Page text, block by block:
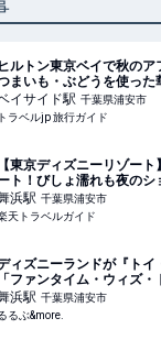
ヒルトン東京ベイで秋の
まいも・ぶどうを使った
葉県 | トラベルjp 旅行ガ
イサイド駅 千葉県浦安市
トラベルjp 旅行ガイド
【東京ディズニーリゾー
ト！びしょ濡れも夜のシ
！ 【楽天トラベル】
浜駅 千葉県浦安市
天トラベルガイド
ィズニーランドが『トイ
「ファンタイム・ウィズ
部のおでかけキロク】｜
浜駅 千葉県浦安市
るぶ&more.